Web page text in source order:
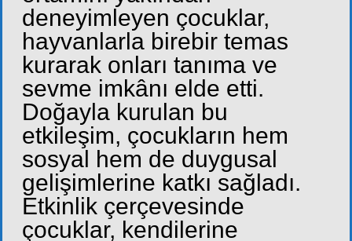
deneyimleyen çocuklar,
hayvanlarla birebir temas
kurarak onları tanıma ve
sevme imkânı elde etti.
Doğayla kurulan bu
etkileşim, çocukların hem
sosyal hem de duygusal
gelişimlerine katkı sağladı.
Etkinlik çerçevesinde
çocuklar, kendilerine